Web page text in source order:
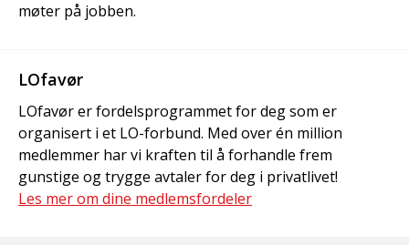
møter på jobben.
LOfavør
LOfavør er fordelsprogrammet for deg som er
organisert i et LO-forbund. Med over én million
medlemmer har vi kraften til å forhandle frem
gunstige og trygge avtaler for deg i privatlivet!
Les mer om dine medlemsfordeler